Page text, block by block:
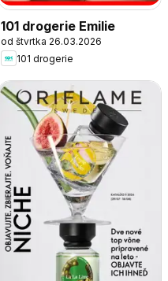
101 drogerie Emilie
od štvrtka 26.03.2026
101 drogerie